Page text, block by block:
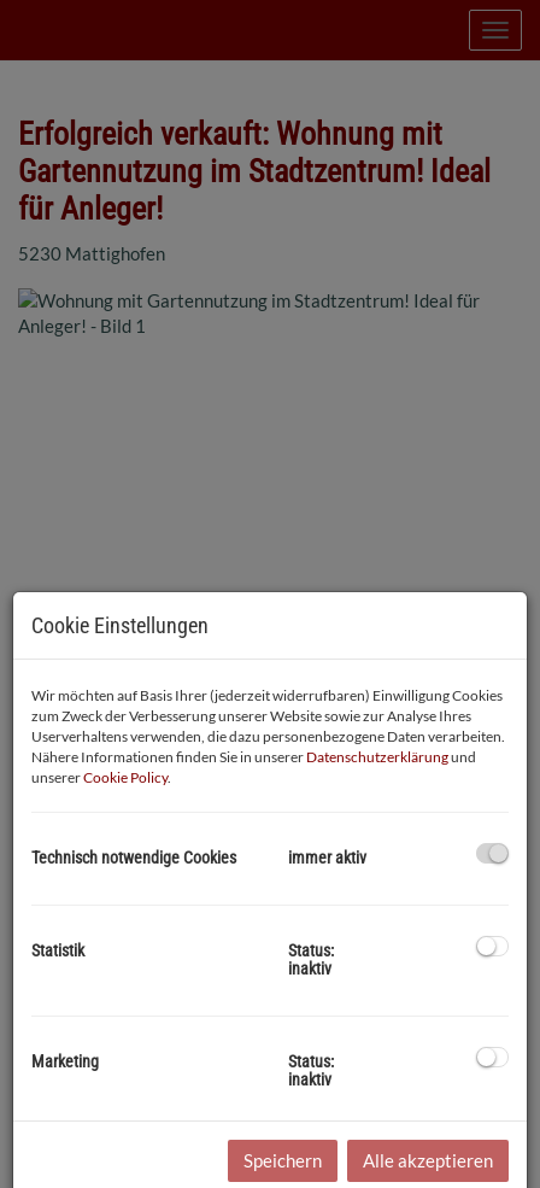
Erfolgreich verkauft: Wohnung mit
Gartennutzung im Stadtzentrum! Ideal
für Anleger!
5230 Mattighofen
Großteils zu renovierende Wohnung
Diese ca. 60 m² große Altbauwohnung bietet Ihnen 2 Zimmer,
Wohnzimmer auf den
in den hinteren Gartenbereich, welcher im Eigentum zur
Cookie Einstellungen
Wir möchten auf Basis Ihrer (jederzeit widerrufbaren) Einwilligung Cookies
zum Zweck der Verbesserung unserer Website sowie zur Analyse Ihres
Userverhaltens verwenden, die dazu personenbezogene Daten verarbeiten.
Nähere Informationen finden Sie in unserer Datenschutzerklärungund
unsererCookie Policy.
Technisch notwendige Cookies immer aktiv
Statistik
Status:
inaktiv
Marketing
Status:
inaktiv
Speichern Alle akzeptieren